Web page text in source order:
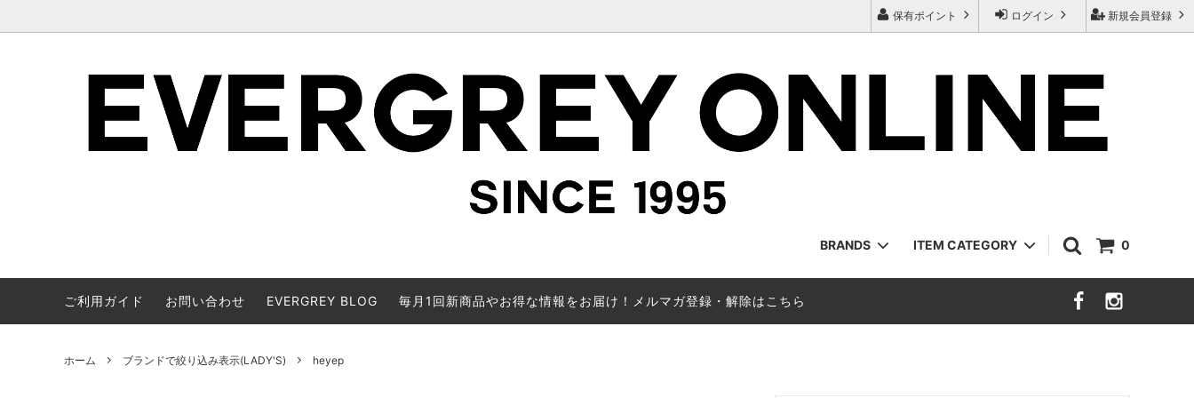
新規会員登録
ログイン
保有ポイント
0
BRANDS
ブランドで絞り込み表示(MEN'S) ブランドで絞り込み表示(LADY'S) MADE TO ORDER
ITEM CATEGORY
アイテムカテゴリーから探す(LADY'S) アイテムカテゴリーから探す(MEN'S)
ご利用ガイド お問い合わせ EVERGREY BLOG 毎月1回新商品やお得な情報をお届け！メルマガ登録・解除はこちら
ホーム ブランドで絞り込み表示(LADY'S) heyep